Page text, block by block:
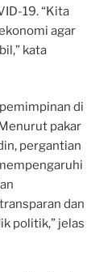
19. “Kita
agar
kata
di
pakar
pergantian
dan
politik,” jelas